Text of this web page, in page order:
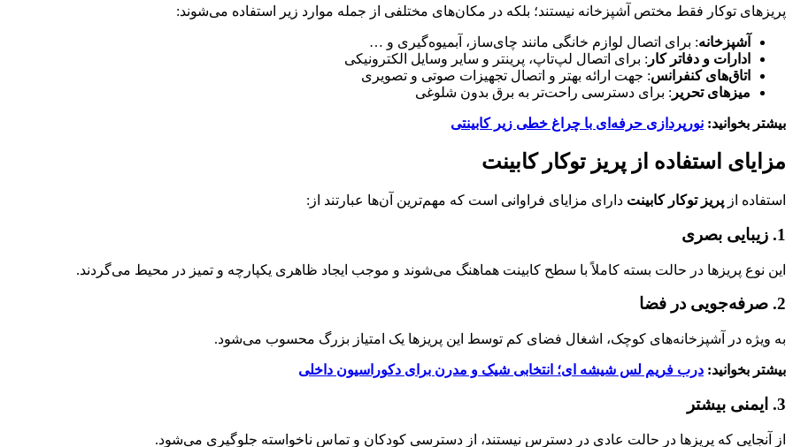
پریزهای توکار فقط مختص آشپزخانه نیستند؛ بلکه در مکان‌های مختلفی از جمله موارد زیر استفاده می‌شوند:
آشپزخانه: برای اتصال لوازم خانگی مانند چای‌ساز، آبمیوه‌گیری و …
ادارات و دفاتر کار : برای اتصال لپ‌تاپ، پرینتر و سایر وسایل الکترونیکی
اتاق‌های کنفرانس: جهت ارائه بهتر و اتصال تجهیزات صوتی و تصویری
میزهای تحریر : برای دسترسی راحت‌تر به برق بدون شلوغی
بیشتر بخوانید: نورپردازی حرفه‌ای با چراغ خطی زیر کابینتی
مزایای استفاده از پریز توکار کابینت
استفاده از پریز توکار کابینت دارای مزایای فراوانی است که مهم‌ترین آن‌ها عبارتند از:
1. زیبایی بصری
این نوع پریزها در حالت بسته کاملاً با سطح کابینت هماهنگ می‌شوند و موجب ایجاد ظاهری یکپارچه و تمیز در محیط می‌گردند.
2. صرفه‌جویی در فضا
به ویژه در آشپزخانه‌های کوچک، اشغال فضای کم توسط این پریزها یک امتیاز بزرگ محسوب می‌شود.
بیشتر بخوانید: درب فریم لس شیشه ای؛ انتخابی شیک و مدرن برای دکوراسیون داخلی
3. ایمنی بیشتر
از آنجایی که پریزها در حالت عادی در دسترس نیستند، از دسترسی کودکان و تماس ناخواسته جلوگیری می‌شود.